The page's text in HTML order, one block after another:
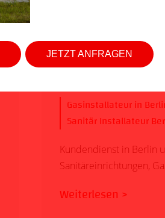
JETZT ANFRAGEN
Gasinstallateur in
Sanitär Installateur
Kundendienst in Berlin
Sanitäreinrichtungen,
Weiterlesen >